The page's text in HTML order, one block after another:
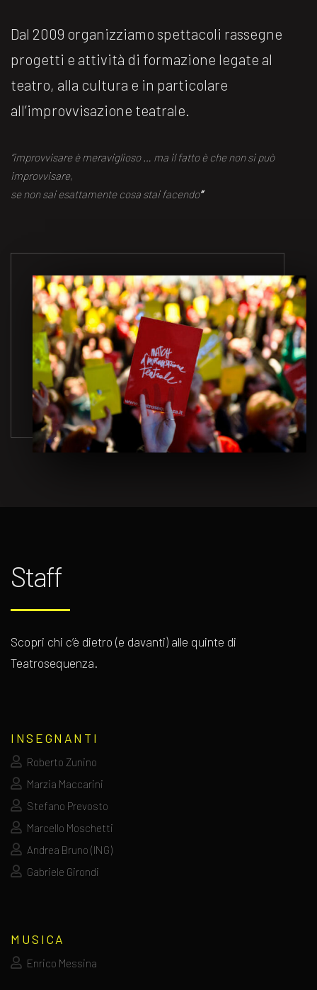
Dal 2009 organizziamo spettacoli rassegne
progetti e attività di formazione legate al
teatro, alla cultura e in particolare
all’improvvisazione teatrale.
“improvvisare è meraviglioso … ma il fatto è che non si può
improvvisare,
se non sai esattamente cosa stai facendo“
Staff
Scopri chi c’è dietro (e davanti) alle quinte di
Teatrosequenza.
INSEGNANTI
Roberto Zunino
Marzia Maccarini
Stefano Prevosto
Marcello Moschetti
Andrea Bruno (ING)
Gabriele Girondi
MUSICA
Enrico Messina